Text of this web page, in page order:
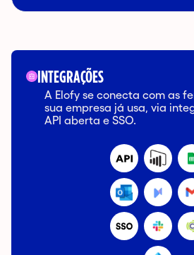
INTEGRAÇÕES
A Elofy se conecta com as
sua empresa já usa, via
API aberta e SSO.